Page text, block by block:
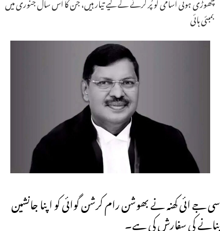
بمبئی ہائی
سی جے ائی کھنہ نے بھوشن رام کرشن گوائی کو اپنا جانشین
بنانے کی سفارش کی ہے۔